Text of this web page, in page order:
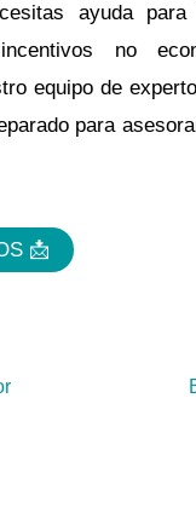
ayuda para
no
equipo de
para
📩